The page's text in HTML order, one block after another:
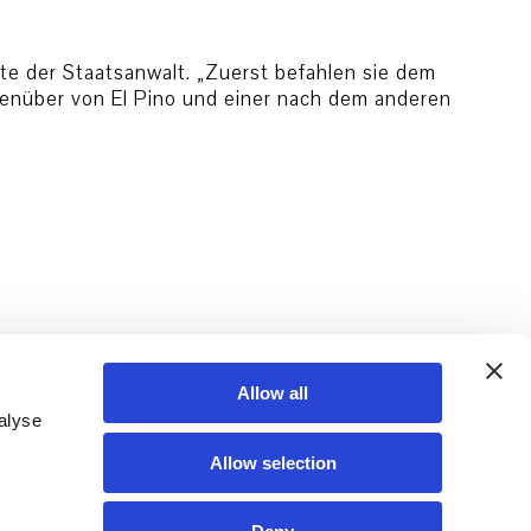
Allow all
Allow selection
der Staatsanwalt. „Zuerst befahlen sie dem
von El Pino und einer nach dem anderen